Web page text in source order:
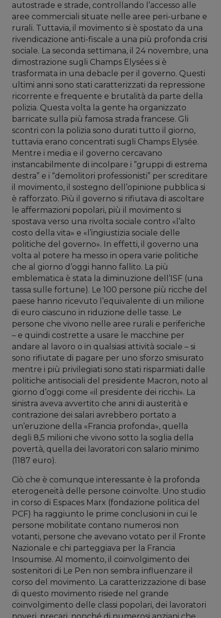
autostrade e strade, controllando l’accesso alle
aree commerciali situate nelle aree peri-urbane e
rurali. Tuttavia, il movimento si è spostato da una
rivendicazione anti-fiscale a una più profonda crisi
sociale. La seconda settimana, il 24 novembre, una
dimostrazione sugli Champs Elysées si è
trasformata in una debacle per il governo. Questi
ultimi anni sono stati caratterizzati da repressione
ricorrente e frequente e brutalità da parte della
polizia. Questa volta la gente ha organizzato
barricate sulla più famosa strada francese. Gli
scontri con la polizia sono durati tutto il giorno,
tuttavia erano concentrati sugli Champs Elysée.
Mentre i media e il governo cercavano
instancabilmente di incolpare i “gruppi di estrema
destra” e i “demolitori professionisti” per screditare
il movimento, il sostegno dell’opinione pubblica si
è rafforzato. Più il governo si rifiutava di ascoltare
le affermazioni popolari, più il movimento si
spostava verso una rivolta sociale contro «l’alto
costo della vita» e «l’ingiustizia sociale delle
politiche del governo». In effetti, il governo una
volta al potere ha messo in opera varie politiche
che al giorno d’oggi hanno fallito. La più
emblematica è stata la diminuzione dell’ISF (una
tassa sulle fortune). Le 100 persone più ricche del
paese hanno ricevuto l’equivalente di un milione
di euro ciascuno in riduzione delle tasse. Le
persone che vivono nelle aree rurali e periferiche
– e quindi costrette a usare le macchine per
andare al lavoro o in qualsiasi attività sociale – si
sono rifiutate di pagare per uno sforzo smisurato
mentre i più privilegiati sono stati risparmiati dalle
politiche antisociali del presidente Macron, noto al
giorno d’oggi come «il presidente dei ricchi». La
sinistra aveva avvertito che anni di austerità e
contrazione dei salari avrebbero portato a
un’eruzione della «Francia profonda», quella
degli 8,5 milioni che vivono sotto la soglia della
povertà, quella dei lavoratori con salario minimo
(1187 euro).
Ciò che è comunque interessante è la profonda
eterogeneità delle persone coinvolte. Uno studio
in corso di Espaces Marx (fondazione politica del
PCF) ha raggiunto le prime conclusioni in cui le
persone mobilitate contano numerosi non
votanti, persone che avevano votato per il Fronte
Nazionale e chi parteggiava per la Francia
Insoumise. Al momento, il coinvolgimento dei
sostenitori di Le Pen non sembra influenzare il
corso del movimento. La caratterizzazione di base
di questo movimento risiede nel grande
coinvolgimento delle classi popolari, dei lavoratori